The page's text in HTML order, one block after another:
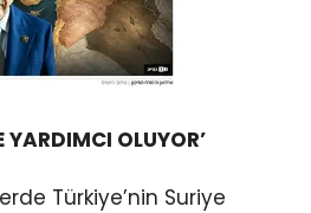
OLUYOR’
Türkiye’nin Suriye